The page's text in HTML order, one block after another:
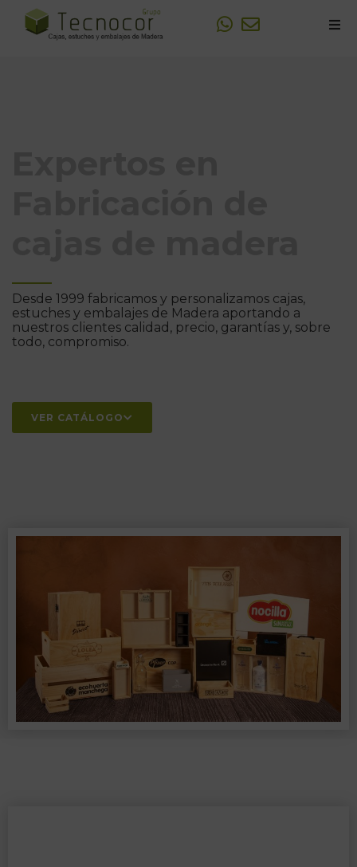
Desde 1999 fabricamos y personalizamos cajas,
estuches y embalajes de Madera aportando a
nuestros clientes calidad, precio, garantías y, sobre
todo, compromiso.
VER CATÁLOGO